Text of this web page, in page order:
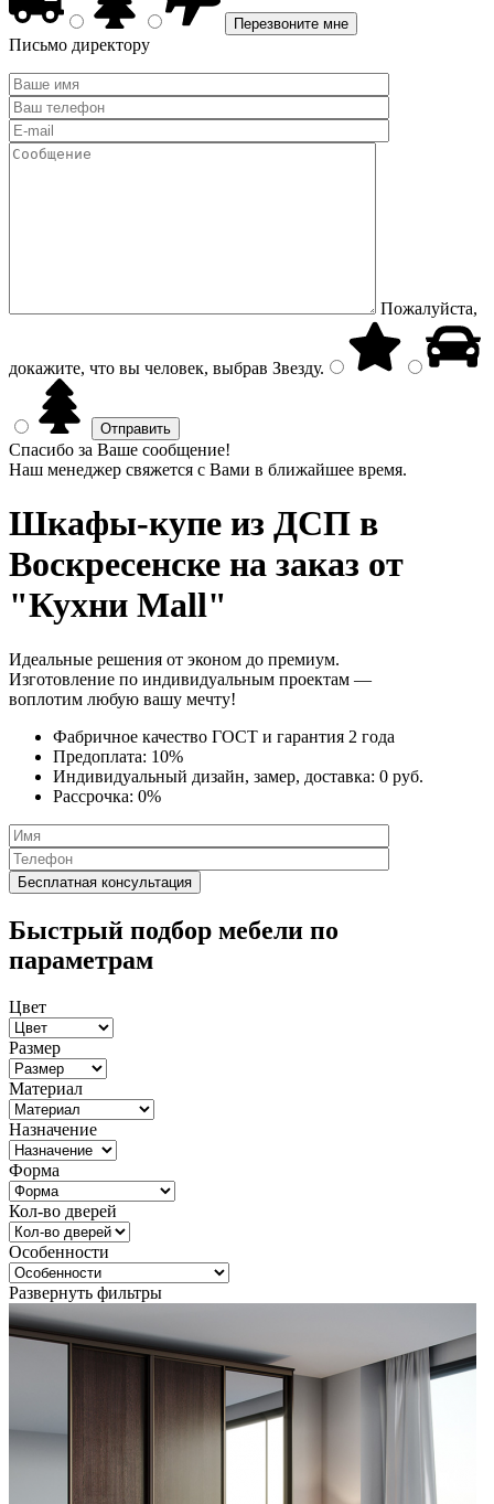
Письмо директору
Пожалуйста,
докажите, что вы человек, выбрав Звезду.
Спасибо за Ваше сообщение!
Наш менеджер свяжется с Вами в ближайшее время.
Шкафы-купе из ДСП в
Воскресенске на заказ от
"Кухни Mall"
Идеальные решения от эконом до премиум.
Изготовление по индивидуальным проектам —
воплотим любую вашу мечту!
Фабричное качество ГОСТ и гарантия 2 года
Предоплата: 10%
Индивидуальный дизайн, замер, доставка: 0 руб.
Рассрочка: 0%
Быстрый подбор мебели по
параметрам
Цвет
Размер
Материал
Назначение
Форма
Кол-во дверей
Особенности
Развернуть фильтры